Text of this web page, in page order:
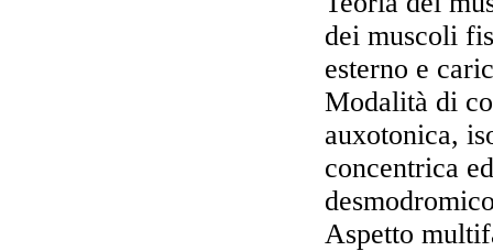
dei muscoli
esterno e
Modalità di
auxotonica,
concentrica
Aspetto